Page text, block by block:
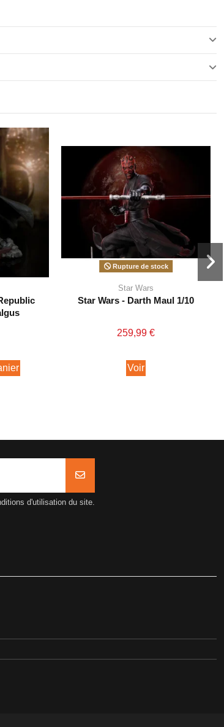
Rupture de stock
Star Wars
Star Wars - Darth Maul 1/10
259,99 €
Voir
d'utilisation du site.